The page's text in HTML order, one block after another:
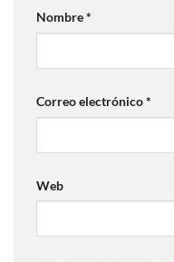
Nombre*
Correo electrónico*
Web